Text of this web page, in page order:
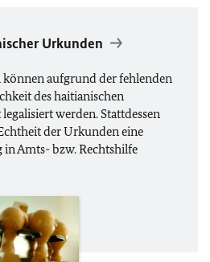
Urkunden
aufgrund der fehlenden
des haitianischen
werden. Stattdessen
der Urkunden eine
Amts- bzw. Rechtshilfe